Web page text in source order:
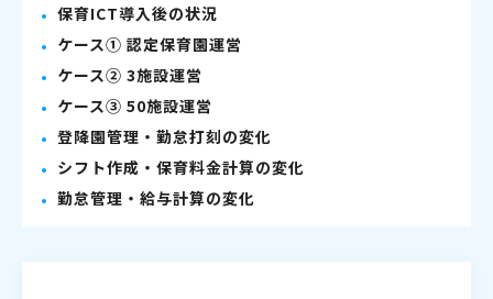
保育ICT導入後の状況
ケース① 認定保育園運営
ケース② 3施設運営
ケース③ 50施設運営
登降園管理・勤怠打刻の変化
シフト作成・保育料金計算の変化
勤怠管理・給与計算の変化